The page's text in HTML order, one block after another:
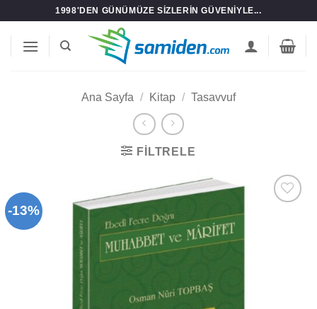
1998'DEN GÜNÜMÜZE SIZLERIN GÜVENIYLE...
Ana Sayfa / Kitap / Tasavvuf
FILTRELE
-13%